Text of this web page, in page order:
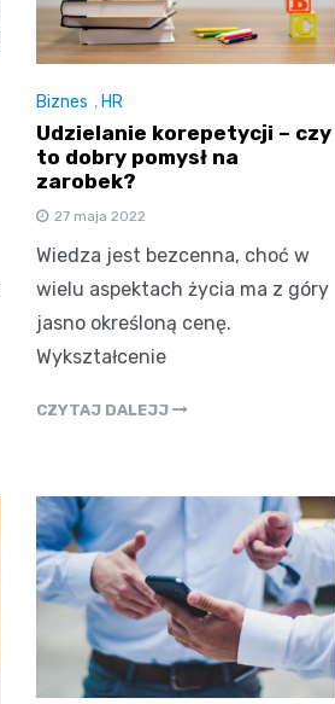
Biznes , HR
Udzielanie korepetycji – czy
to dobry pomysł na
zarobek?
27 maja 2022
Wiedza jest bezcenna, choć w
wielu aspektach życia ma z góry
jasno określoną cenę.
Wykształcenie
CZYTAJ DALEJJ